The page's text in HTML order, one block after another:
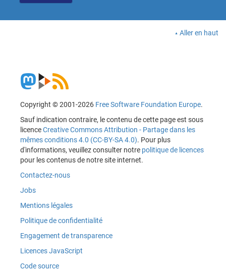
Aller en haut
Copyright © 2001-2026 Free Software Foundation Europe.
Sauf indication contraire, le contenu de cette page est sous
licenceCreative Commons Attribution - Partage dans les
mêmes conditions 4.0 (CC-BY-SA 4.0). Pour plus
d'informations, veuillez consulter notre politique de licences
pour les contenus de notre site internet.
Contactez-nous
Jobs
Mentions légales
Politique de confidentialité
Engagement de transparence
Licences JavaScript
Code source